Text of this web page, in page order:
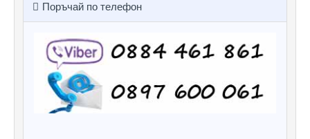
Поръчай по телефон